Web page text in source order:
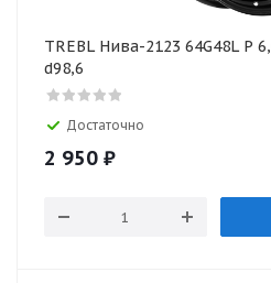
TREBL Нива-2123 64G48L P
d98,6
Достаточно
2 950 ₽